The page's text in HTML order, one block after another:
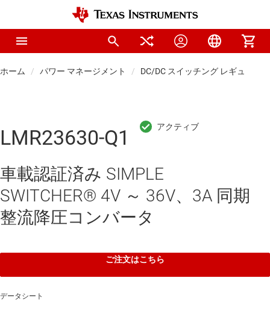
ホーム パワー マネージメント DC/DC スイッチング レギュレータ
LMR23630-Q1
車載認証済み SIMPLE
SWITCHER® 4V ～ 36V、3A 同期
整流降圧コンバータ
ご注文はこちら
データシート